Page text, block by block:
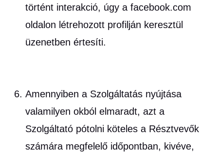
történt interakció, úgy a facebook.com
oldalon létrehozott profilján keresztül
üzenetben értesíti.
Amennyiben a Szolgáltatás nyújtása
valamilyen okból elmaradt, azt a
Szolgáltató pótolni köteles a Résztvevők
számára megfelelő időpontban, kivéve,